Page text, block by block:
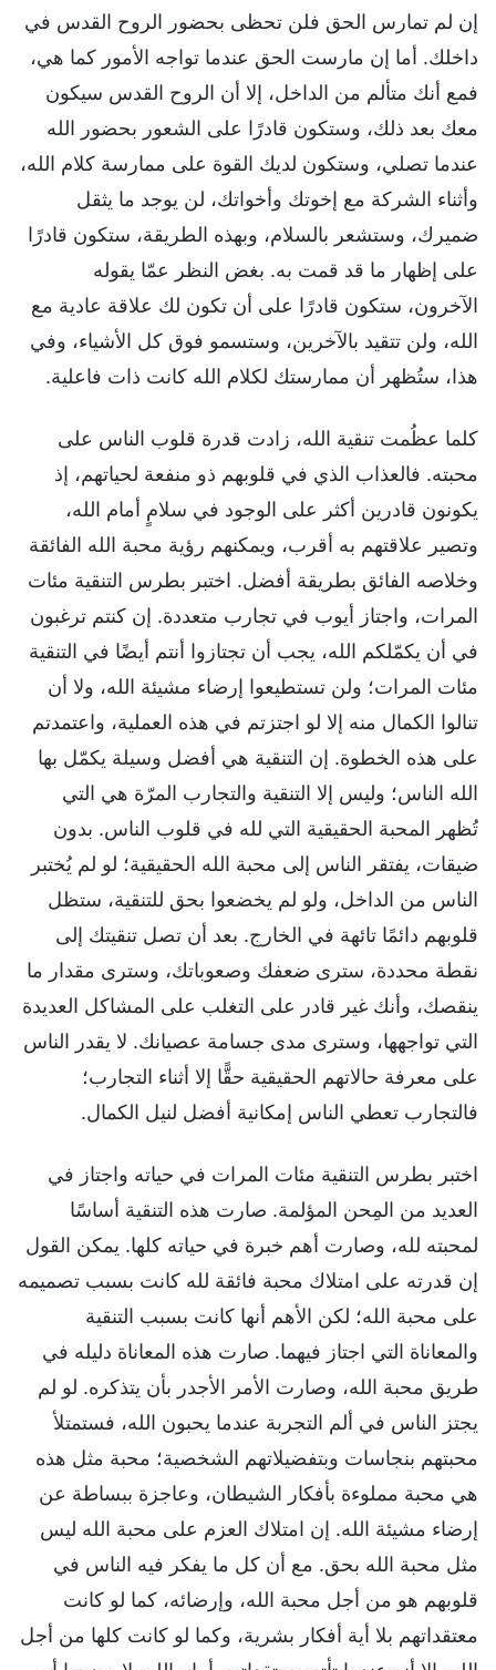
إن لم تمارس الحق فلن تحظى بحضور الروح القدس في
داخلك. أما إن مارست الحق عندما تواجه الأمور كما هي،
فمع أنك متألم من الداخل، إلا أن الروح القدس سيكون
معك بعد ذلك، وستكون قادرًا على الشعور بحضور الله
عندما تصلي، وستكون لديك القوة على ممارسة كلام الله،
وأثناء الشركة مع إخوتك وأخواتك، لن يوجد ما يثقل
ضميرك، وستشعر بالسلام، وبهذه الطريقة، ستكون قادرًا
على إظهار ما قد قمت به. بغض النظر عمّا يقوله
الآخرون، ستكون قادرًا على أن تكون لك علاقة عادية مع
الله، ولن تتقيد بالآخرين، وستسمو فوق كل الأشياء، وفي
هذا، ستُظهر أن ممارستك لكلام الله كانت ذات فاعلية.
كلما عظُمت تنقية الله، زادت قدرة قلوب الناس على
محبته. فالعذاب الذي في قلوبهم ذو منفعة لحياتهم، إذ
يكونون قادرين أكثر على الوجود في سلامٍ أمام الله،
وتصير علاقتهم به أقرب، ويمكنهم رؤية محبة الله الفائقة
وخلاصه الفائق بطريقة أفضل. اختبر بطرس التنقية مئات
المرات، واجتاز أيوب في تجارب متعددة. إن كنتم ترغبون
في أن يكمّلكم الله، يجب أن تجتازوا أنتم أيضًا في التنقية
مئات المرات؛ ولن تستطيعوا إرضاء مشيئة الله، ولا أن
تنالوا الكمال منه إلا لو اجتزتم في هذه العملية، واعتمدتم
على هذه الخطوة. إن التنقية هي أفضل وسيلة يكمّل بها
الله الناس؛ وليس إلا التنقية والتجارب المرّة هي التي
تُظهر المحبة الحقيقية التي لله في قلوب الناس. بدون
ضيقات، يفتقر الناس إلى محبة الله الحقيقية؛ لو لم يُختبر
الناس من الداخل، ولو لم يخضعوا بحق للتنقية، ستظل
قلوبهم دائمًا تائهة في الخارج. بعد أن تصل تنقيتك إلى
نقطة محددة، سترى ضعفك وصعوباتك، وسترى مقدار ما
ينقصك، وأنك غير قادر على التغلب على المشاكل العديدة
التي تواجهها، وسترى مدى جسامة عصيانك. لا يقدر الناس
على معرفة حالاتهم الحقيقية حقًّا إلا أثناء التجارب؛
فالتجارب تعطي الناس إمكانية أفضل لنيل الكمال.
اختبر بطرس التنقية مئات المرات في حياته واجتاز في
العديد من المِحن المؤلمة. صارت هذه التنقية أساسًا
لمحبته لله، وصارت أهم خبرة في حياته كلها. يمكن القول
إن قدرته على امتلاك محبة فائقة لله كانت بسبب تصميمه
على محبة الله؛ لكن الأهم أنها كانت بسبب التنقية
والمعاناة التي اجتاز فيهما. صارت هذه المعاناة دليله في
طريق محبة الله، وصارت الأمر الأجدر بأن يتذكره. لو لم
يجتز الناس في ألم التجربة عندما يحبون الله، فستمتلأ
محبتهم بنجاسات وبتفضيلاتهم الشخصية؛ محبة مثل هذه
هي محبة مملوءة بأفكار الشيطان، وعاجزة ببساطة عن
إرضاء مشيئة الله. إن امتلاك العزم على محبة الله ليس
مثل محبة الله بحق. مع أن كل ما يفكر فيه الناس في
قلوبهم هو من أجل محبة الله، وإرضائه، كما لو كانت
معتقداتهم بلا أية أفكار بشرية، وكما لو كانت كلها من أجل